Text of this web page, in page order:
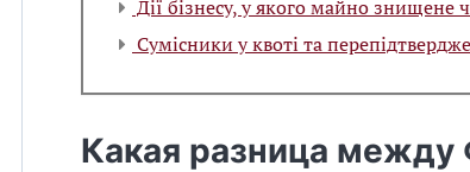
Дії бізнесу, у якого майно знищене
Сумісники у квоті та
Какая разница